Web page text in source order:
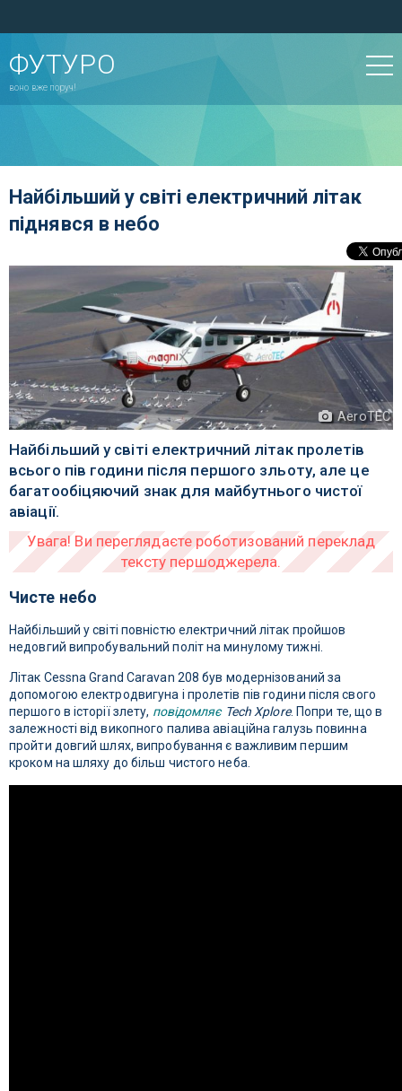
ФУТУРО
воно вже поруч!
Найбільший у світі електричний літак
піднявся в небо
AeroTEC
Найбільший у світі електричний літак пролетів
всього пів години після першого зльоту, але це
багатообіцяючий знак для майбутнього чистої
авіації.
Чисте небо
Найбільший у світі повністю електричний літак пройшов
недовгий випробувальний політ на минулому тижні.
Літак Cessna Grand Caravan 208 був модернізований за
допомогою електродвигуна і пролетів пів години після свого
першого в історії злету, повідомляє Tech Xplore. Попри те, що в
залежності від викопного палива авіаційна галузь повинна
пройти довгий шлях, випробування є важливим першим
кроком на шляху до більш чистого неба.